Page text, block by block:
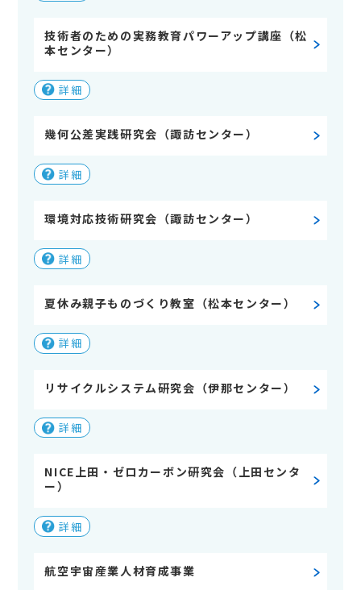
技術者のための実務教育パワーアップ講座（松
本センター）
詳細
幾何公差実践研究会（諏訪センター）
詳細
環境対応技術研究会（諏訪センター）
詳細
夏休み親子ものづくり教室（松本センター）
詳細
リサイクルシステム研究会（伊那センター）
詳細
NICE上田・ゼロカーボン研究会（上田センタ
ー）
詳細
航空宇宙産業人材育成事業